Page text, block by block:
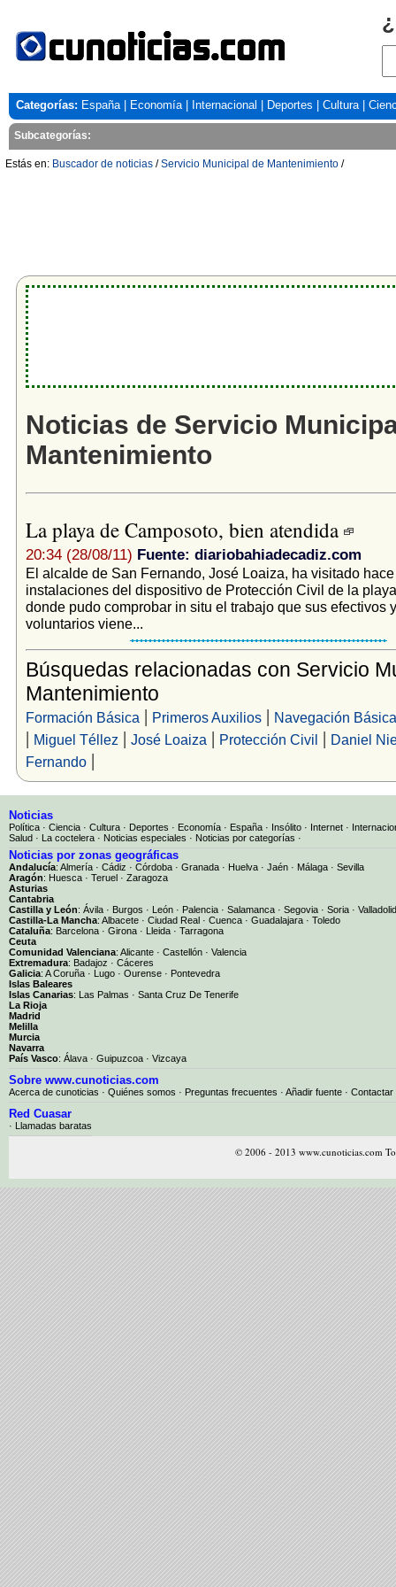
Categorías: España| Economía| Internacional Deportes Cultura|
Subcategorías:
Estás en: Buscador de noticias /Servicio Municipal de Mantenimiento /
Noticias de Servicio
Mantenimiento
La playa de Camposoto, bien atendida
20:34 (28/08/11) Fuente: diariobahiadecadiz.com
El alcalde de San Fernando, José Loaiza, ha visitado
instalaciones del dispositivo de Protección Civil de la
donde pudo comprobar in situ el trabajo que sus efectivos
voluntarios viene...
Búsquedas relacionadas con Servicio
Mantenimiento
Formación Básica | Primeros Auxilios| Navegación Básica
| Miguel Téllez | José Loaiza | Protección Civil | Daniel
Fernando|
Noticias
Política · Ciencia · Cultura · Deportes · Economía · España · Insólito · Internet ·
Salud · La coctelera · Noticias especiales · Noticias por categorías ·
Noticias por zonas geográficas
Andalucía: Almería · Cádiz · Córdoba · Granada · Huelva · Jaén · Málaga · Sevilla
Aragón: Huesca · Teruel · Zaragoza
Asturias
Cantabria
Castilla y León: Ávila · Burgos · León · Palencia · Salamanca · Segovia · Soria · Valladolid
Castilla-La Mancha: Albacete · Ciudad Real · Cuenca · Guadalajara · Toledo
Cataluña: Barcelona · Girona · Lleida · Tarragona
Ceuta
Comunidad Valenciana: Alicante · Castellón · Valencia
Extremadura: Badajoz · Cáceres
Galicia: A Coruña · Lugo · Ourense · Pontevedra
Islas Baleares
Islas Canarias: Las Palmas · Santa Cruz De Tenerife
La Rioja
Madrid
Melilla
Murcia
Navarra
País Vasco: Álava · Guipuzcoa · Vizcaya
Sobre www.cunoticias.com
Acerca de cunoticias · Quiénes somos · Preguntas frecuentes · Añadir fuente · Contactar
Red Cuasar
· Llamadas baratas
© 2006 - 2013 www.cunoticias.com